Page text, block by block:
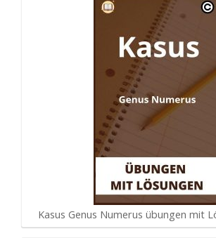
Kasus Genus Numerus übungen mit